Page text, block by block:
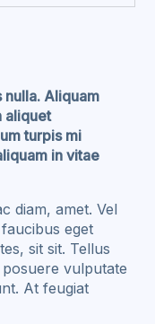
nulla. Aliquam
aliquet
turpis mi
in vitae
diam, amet. Vel
eget
sit sit. Tellus
vulputate
At feugiat